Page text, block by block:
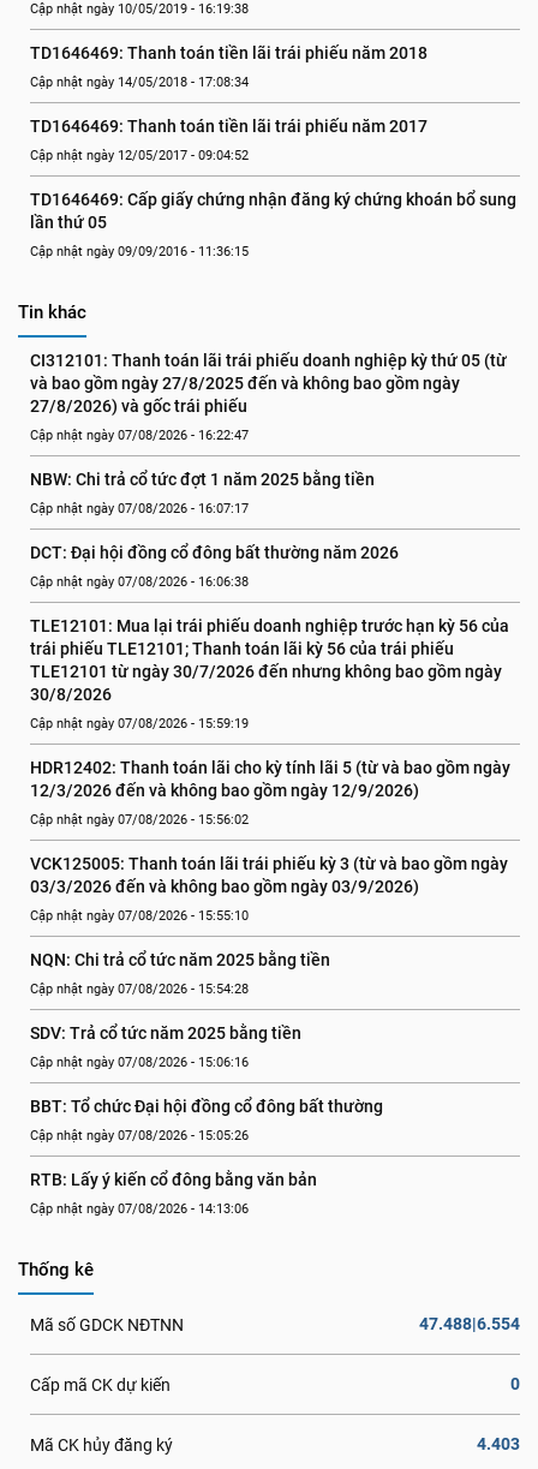
Cập nhật ngày 10/05/2019 - 16:19:38
TD1646469: Thanh toán tiền lãi trái phiếu năm 2018
Cập nhật ngày 14/05/2018 - 17:08:34
TD1646469: Thanh toán tiền lãi trái phiếu năm 2017
Cập nhật ngày 12/05/2017 - 09:04:52
TD1646469: Cấp giấy chứng nhận đăng ký chứng khoán bổ sung
lần thứ 05
Cập nhật ngày 09/09/2016 - 11:36:15
Tin khác
CI312101: Thanh toán lãi trái phiếu doanh nghiệp kỳ thứ 05 (từ
và bao gồm ngày 27/8/2025 đến và không bao gồm ngày
27/8/2026) và gốc trái phiếu
Cập nhật ngày 07/08/2026 - 16:22:47
NBW: Chi trả cổ tức đợt 1 năm 2025 bằng tiền
Cập nhật ngày 07/08/2026 - 16:07:17
DCT: Đại hội đồng cổ đông bất thường năm 2026
Cập nhật ngày 07/08/2026 - 16:06:38
TLE12101: Mua lại trái phiếu doanh nghiệp trước hạn kỳ 56 của
trái phiếu TLE12101; Thanh toán lãi kỳ 56 của trái phiếu
TLE12101 từ ngày 30/7/2026 đến nhưng không bao gồm ngày
30/8/2026
Cập nhật ngày 07/08/2026 - 15:59:19
HDR12402: Thanh toán lãi cho kỳ tính lãi 5 (từ và bao gồm ngày
12/3/2026 đến và không bao gồm ngày 12/9/2026)
Cập nhật ngày 07/08/2026 - 15:56:02
VCK125005: Thanh toán lãi trái phiếu kỳ 3 (từ và bao gồm ngày
03/3/2026 đến và không bao gồm ngày 03/9/2026)
Cập nhật ngày 07/08/2026 - 15:55:10
NQN: Chi trả cổ tức năm 2025 bằng tiền
Cập nhật ngày 07/08/2026 - 15:54:28
SDV: Trả cổ tức năm 2025 bằng tiền
Cập nhật ngày 07/08/2026 - 15:06:16
BBT: Tổ chức Đại hội đồng cổ đông bất thường
Cập nhật ngày 07/08/2026 - 15:05:26
RTB: Lấy ý kiến cổ đông bằng văn bản
Cập nhật ngày 07/08/2026 - 14:13:06
Thống kê
Mã số GDCK NĐTNN 47.488|6.554
Cấp mã CK dự kiến 0
Mã CK hủy đăng ký 4.403